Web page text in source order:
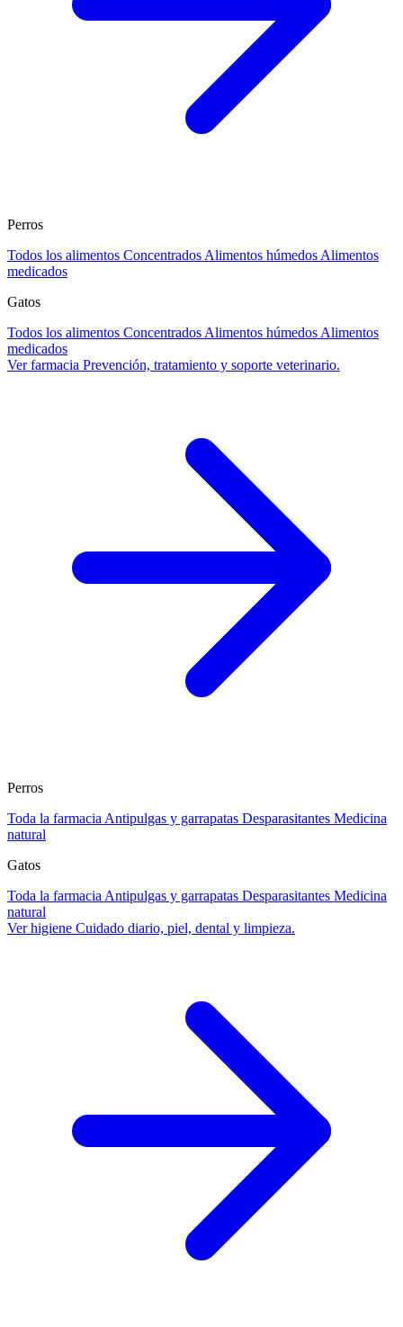
Perros
Todos los alimentos Concentrados Alimentos húmedos Alimentos
medicados
Gatos
Todos los alimentos Concentrados Alimentos húmedos Alimentos
medicados
Ver farmacia Prevención, tratamiento y soporte veterinario.
Perros
Toda la farmacia Antipulgas y garrapatas Desparasitantes Medicina
natural
Gatos
Toda la farmacia Antipulgas y garrapatas Desparasitantes Medicina
natural
Ver higiene Cuidado diario, piel, dental y limpieza.